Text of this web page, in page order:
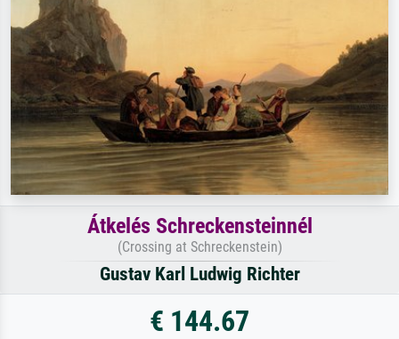
Átkelés Schreckensteinnél
(Crossing at Schreckenstein)
Gustav Karl Ludwig Richter
€ 144.67